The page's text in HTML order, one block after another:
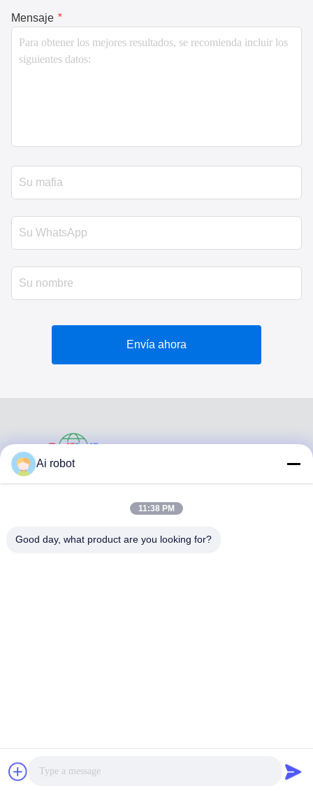
Mensaje *
Envía ahora
VIVI DENTAI
Laboratorio dental de China proveedor. 2022-2026
LABORATORY
Ai robot
11:38 PM
Good day, what product are you looking for?